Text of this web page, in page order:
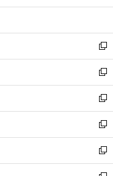
開
ウ
開
く
ン
ウ
で
開
く
ウ
ン
ド
ウ
で
開
く
新
し
い
ウ
ィ
ン
ド
ウ
で
開
新
し
い
ウ
ィ
ン
ド
ウ
新
し
い
ウ
ィ
ン
新
し
い
ウ
新
し